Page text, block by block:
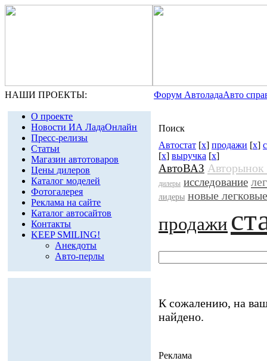
НАШИ ПРОЕКТЫ: Форум АвтоладаАвто
О проекте
Новости ИА ЛадаОнлайн
Пресс-релизы
Статьи
Магазин автотоваров
Цены дилеров
Каталог моделей
Фотогалерея
Реклама на сайте
Каталог автосайтов
Контакты
KEEP SMILING!
Анекдоты
Авто-перлы
Поиск
Автостат [x] продажи [x]
[x] выручка [x]
АвтоВАЗ
дилеры исследование
лидеры новые
продажи
К сожалению, на
найдено.
Реклама